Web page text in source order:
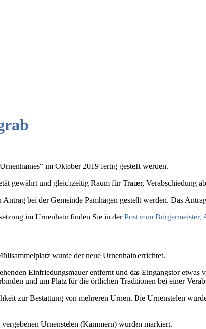
im Oktober 2019 fertig gestellt werden.
gewährt und gleichzeitig Raum für Trauer, Verabschiedung
bei der Gemeinde Pamhagen gestellt werden. Das
im Urnenhain finden Sie in derPost vom Bürgermeister,
wurde der neue Urnenhain errichtet.
Einfriedungsmauer entfernt und das Eingangstor
und um Platz für die örtlichen Traditionen bei einer
zur Bestattung von mehreren Urnen. Die Urnenstelen
Urnenstelen (Kammern) wurden markiert.